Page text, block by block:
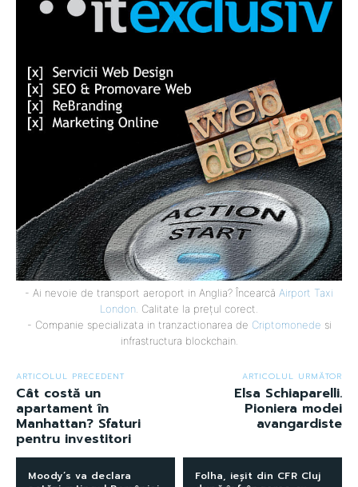
- Ai nevoie de transport aeroport in Anglia? Încearcă Airport Taxi
London. Calitate la prețul corect.
- Companie specializata in tranzactionarea de Criptomonede si
infrastructura blockchain.
ARTICOLUL PRECEDENT
Cât costă un
apartament în
Manhattan? Sfaturi
pentru investitori
ARTICOLUL URMĂTOR
Elsa Schiaparelli.
Pioniera modei
avangardiste
Moody’s va declara
Folha, ieșit din CFR Cluj